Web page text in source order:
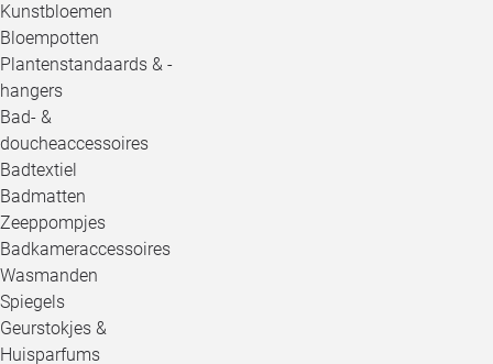
Kunstbloemen
Bloempotten
Plantenstandaards & -
hangers
Bad- &
doucheaccessoires
Badtextiel
Badmatten
Zeeppompjes
Badkameraccessoires
Wasmanden
Spiegels
Geurstokjes &
Huisparfums